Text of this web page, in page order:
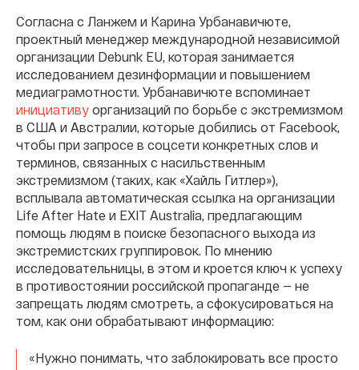
Согласна с Ланжем и Карина Урбанавичюте,
проектный менеджер международной независимой
организации Debunk EU, которая занимается
исследованием дезинформации и повышением
медиаграмотности. Урбанавичюте вспоминает
инициативу организаций по борьбе с экстремизмом
в США и Австралии, которые добились от Facebook,
чтобы при запросе в соцсети конкретных слов и
терминов, связанных с насильственным
экстремизмом (таких, как «Хайль Гитлер»),
всплывала автоматическая ссылка на организации
Life After Hate и EXIT Australia, предлагающим
помощь людям в поиске безопасного выхода из
экстремистских группировок. По мнению
исследовательницы, в этом и кроется ключ к успеху
в противостоянии российской пропаганде — не
запрещать людям смотреть, а сфокусироваться на
том, как они обрабатывают информацию:
«Нужно понимать, что заблокировать все просто